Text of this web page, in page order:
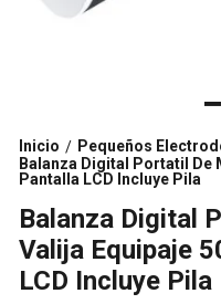
Inicio / Pequeños
Balanza Digital Portatil De
Pantalla LCD Incluye Pila
Balanza Digital
Valija Equipaje
LCD Incluye Pila